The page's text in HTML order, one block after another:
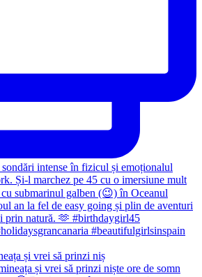
și vrei să prinzi niș